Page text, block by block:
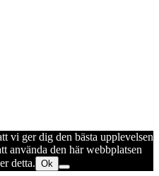
vi ger dig den bästa upplevelsen
använda den här webbplatsen
detta. Ok